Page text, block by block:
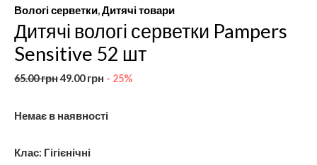
Вологі серветки,Дитячі товари
Дитячі вологі серветки Pampers
Sensitive 52 шт
65.00грн49.00грн - 25%
Немає в наявності
Клас: Гігієнічні